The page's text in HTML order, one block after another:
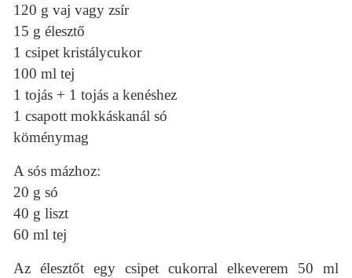
120 g vaj vagy zsír
15 g élesztő
1 csipet kristálycukor
100 ml tej
1 tojás + 1 tojás a kenéshez
1 csapott mokkáskanál só
köménymag
A sós mázhoz:
20 g só
40 g liszt
60 ml tej
Az élesztőt egy csipet cukorral elkeverem 50 ml